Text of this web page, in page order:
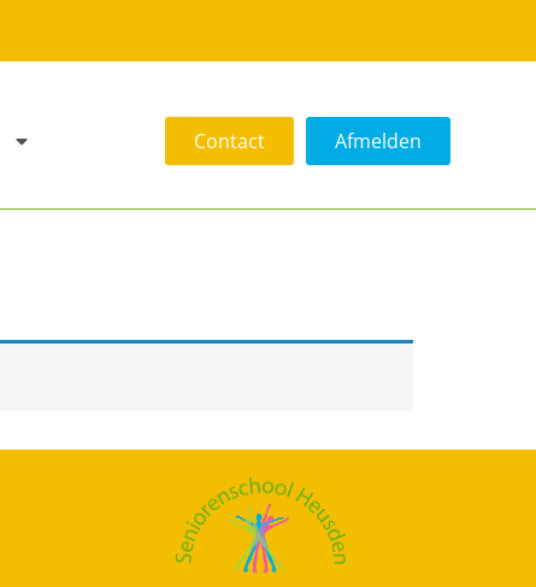
Contact Afmelden